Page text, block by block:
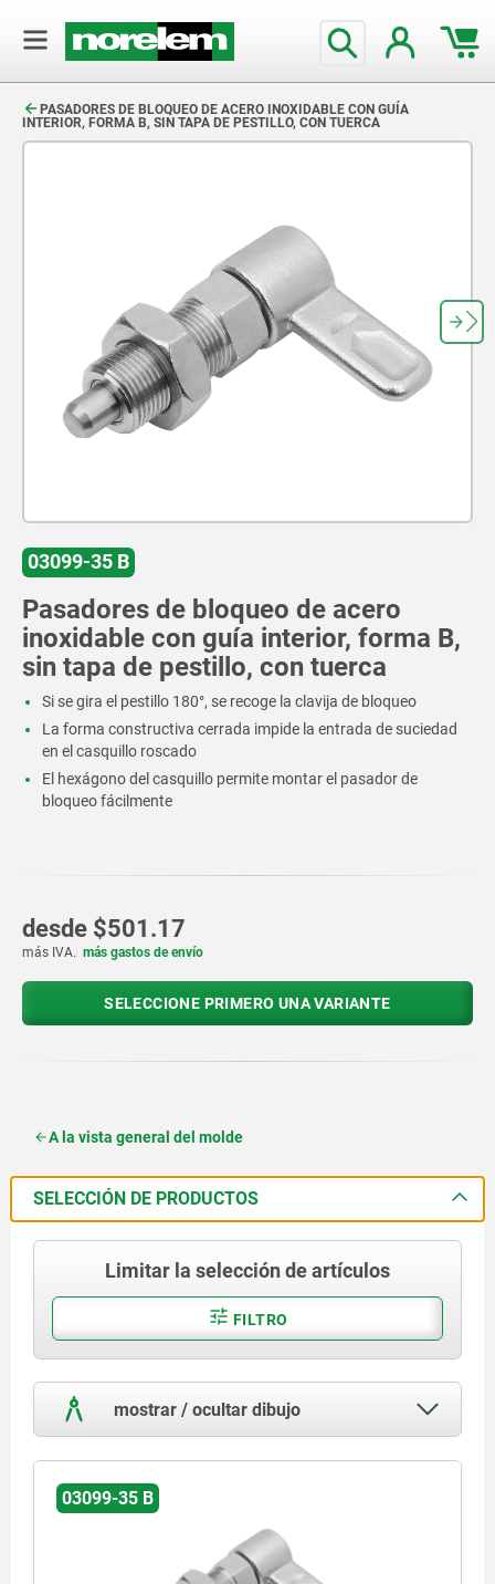
PASADORES DE BLOQUEO DE ACERO INOXIDABLE CON GUÍA
INTERIOR, FORMA B, SIN TAPA DE PESTILLO, CON TUERCA
03099-35 B
Pasadores de bloqueo de acero
inoxidable con guía interior, forma B,
sin tapa de pestillo, con tuerca
Si se gira el pestillo 180°, se recoge la clavija de bloqueo
La forma constructiva cerrada impide la entrada de suciedad
en el casquillo roscado
El hexágono del casquillo permite montar el pasador de
bloqueo fácilmente
desde $501.17
más IVA. más gastos de envío
SELECCIONE PRIMERO UNA VARIANTE
A la vista general del molde
SELECCIÓN DE PRODUCTOS
Limitar la selección de artículos
FILTRO
mostrar / ocultar dibujo
03099-35 B